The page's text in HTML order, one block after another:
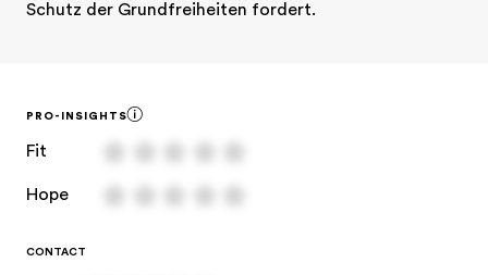
Schutz der Grundfreiheiten fordert.
PRO-INSIGHTS
Fit
Hope
CONTACT